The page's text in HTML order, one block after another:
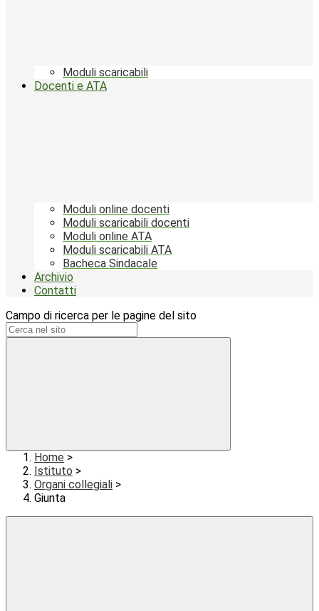
Moduli scaricabili
Docenti e ATA
Moduli online docenti
Moduli scaricabili docenti
Moduli online ATA
Moduli scaricabili ATA
Bacheca Sindacale
Archivio
Contatti
Campo di ricerca per le pagine del sito
Home >
Istituto >
Organi collegiali >
Giunta